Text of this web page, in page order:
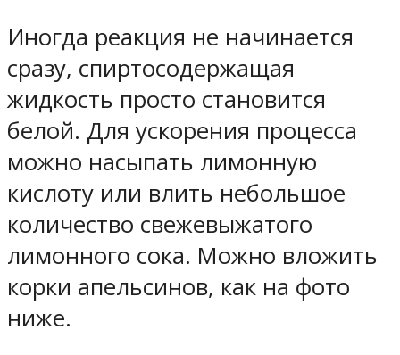
Иногда реакция не начинается
сразу, спиртосодержащая
жидкость просто становится
белой. Для ускорения процесса
можно насыпать лимонную
кислоту или влить небольшое
количество свежевыжатого
лимонного сока. Можно вложить
корки апельсинов, как на фото
ниже.